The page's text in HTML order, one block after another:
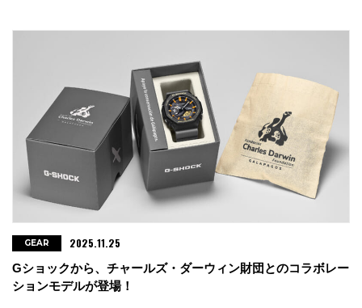
Gショックから、チャールズ・ダーウィン財団とのコラボレー
ションモデルが登場！
GEAR 2025.11.25